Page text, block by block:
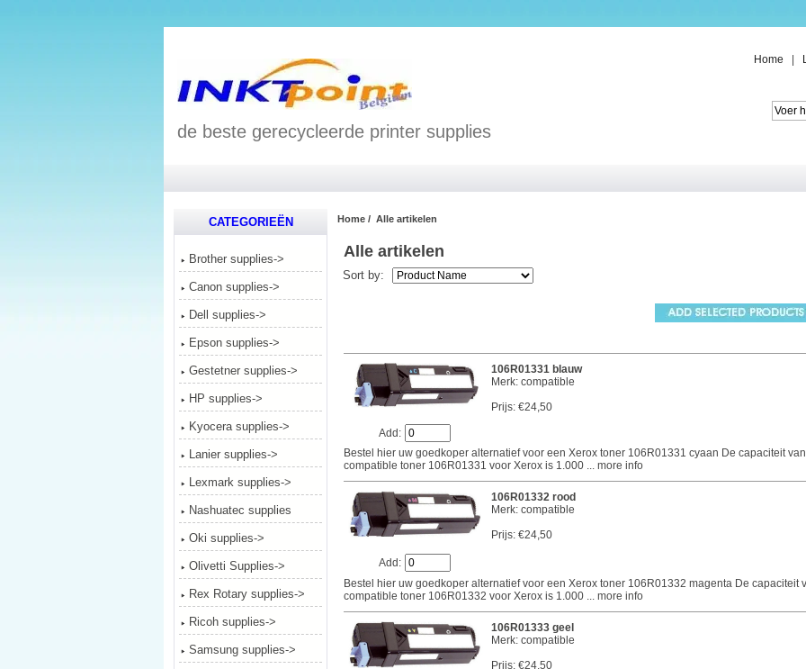
Home
de beste gerecycleerde printer supplies
CATEGORIEËN
Brother supplies->
Canon supplies->
Dell supplies->
Epson supplies->
Gestetner supplies->
HP supplies->
Kyocera supplies->
Lanier supplies->
Lexmark supplies->
Nashuatec supplies
Oki supplies->
Olivetti Supplies->
Rex Rotary supplies->
Ricoh supplies->
Samsung supplies->
Home/ Alle artikelen
Alle artikelen
Sort by:
Add:
106R01331 blauw
Merk: compatible
Prijs: €24,50
Bestel hier uw goedkoper alternatief voor een Xerox toner 106R01331 cyaan De capaciteit
compatible toner 106R01331 voor Xerox is 1.000... more info
Add:
106R01332 rood
Merk: compatible
Prijs: €24,50
Bestel hier uw goedkoper alternatief voor een Xerox toner 106R01332 magenta De capaciteit
compatible toner 106R01332 voor Xerox is 1.000... more info
106R01333 geel
Merk: compatible
Prijs: €24,50